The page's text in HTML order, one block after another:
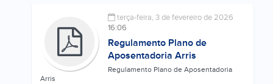
terça-feira, 3 de fevereiro de 2026
16:06
Regulamento Plano de
Aposentadoria Arris
Regulamento Plano de Aposentadoria
Arris